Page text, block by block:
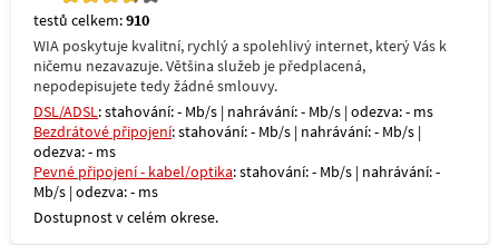
testů celkem:910
WIA poskytuje kvalitní, rychlý a spolehlivý internet, který Vás k
ničemu nezavazuje. Většina služeb je předplacená,
nepodepisujete tedy žádné smlouvy.
DSL/ADSL: stahování: - Mb/s | nahrávání: - Mb/s | odezva: - ms
Bezdrátové připojení: stahování: - Mb/s | nahrávání: - Mb/s |
odezva: - ms
Pevné připojení - kabel/optika: stahování: - Mb/s | nahrávání: -
Mb/s | odezva: - ms
Dostupnost v celém okrese.